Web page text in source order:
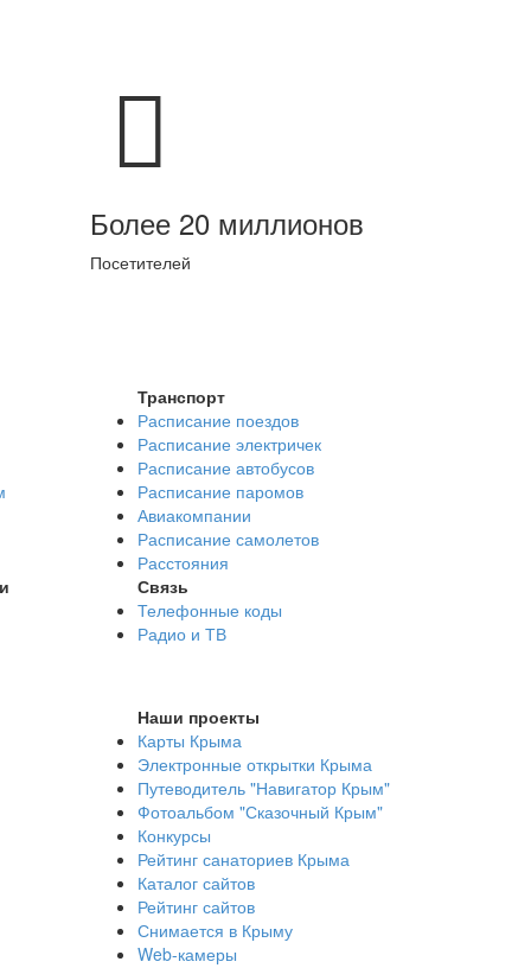
Более 20 миллионов
Посетителей
Транспорт
Расписание поездов
Расписание электричек
Расписание автобусов
Расписание паромов
Авиакомпании
Расписание самолетов
Расстояния
Связь
Телефонные коды
Радио и ТВ
Наши проекты
Карты Крыма
Электронные открытки Крыма
Путеводитель "Навигатор Крым"
Фотоальбом "Сказочный Крым"
Конкурсы
Рейтинг санаториев Крыма
Каталог сайтов
Рейтинг сайтов
Снимается в Крыму
Web-камеры